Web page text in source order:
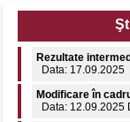
Modificare în
Data: 12.09.2025
Anunț concurs de
Data: 11.09.2025